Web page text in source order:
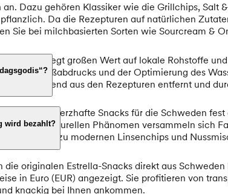
Dazu gehören Klassiker wie die Grillchips,
Da die Rezepturen auf natürlichen
Sie bei milchbasierten Sorten wie Sourcream &
legt großen Wert auf lokale Rohstoffe
CO2-Fußabdrucks und der Optimierung des
zunehmend aus den Rezepturen entfernt und
gehören herzhafte Snacks für die Schweden
diesem kulturellen Phänomen versammeln sich
bis hin zu modernen Linsenchips und
wird bezahlt?
originalen Estrella-Snacks direkt aus
in Euro (EUR) angezeigt. Sie profitieren von
knackig bei Ihnen ankommen.